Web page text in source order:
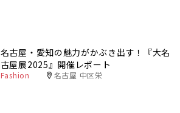
名古屋・愛知の魅力がかぶき出す！『大名
古屋展2025』開催レポート
Fashion 名古屋 中区栄